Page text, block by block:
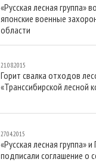
«Русская лесная группа»
японские военные
области
21.08.2015
Горит свалка отходов
«Транссибирской лесной
27.04.2015
«Русская лесная группа»
подписали соглашение о